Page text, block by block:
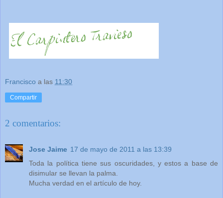
Francisco a las 11:30
Compartir
2 comentarios:
Jose Jaime 17 de mayo de 2011 a las 13:39
Toda la política tiene sus oscuridades, y estos a base de
disimular se llevan la palma.
Mucha verdad en el artículo de hoy.